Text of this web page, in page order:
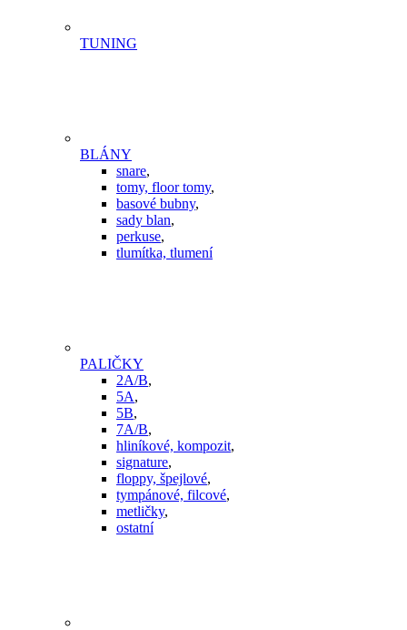
TUNING
BLÁNY
snare,
tomy, floor tomy,
basové bubny,
sady blan,
perkuse,
tlumítka, tlumení
PALIČKY
2A/B,
5A,
5B,
7A/B,
hliníkové, kompozit,
signature,
floppy, špejlové,
tympánové, filcové,
metličky,
ostatní